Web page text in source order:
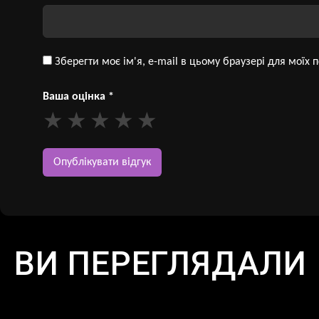
Зберегти моє ім'я, e-mail в цьому браузері для моїх
Ваша оцінка *
ВИ ПЕРЕГЛЯДАЛИ